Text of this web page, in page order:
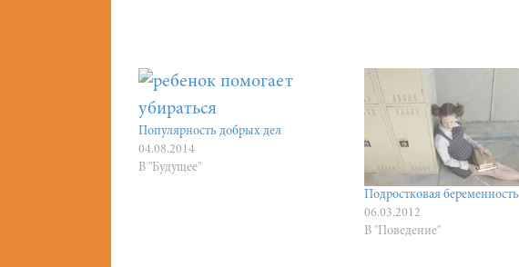
Популярность добрых дел
04.08.2014
В "Будущее"
Подростковая беременность
06.03.2012
В "Поведение"